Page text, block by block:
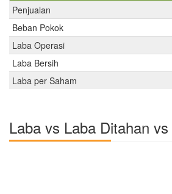
Penjualan
Beban Pokok
Laba Operasi
Laba Bersih
Laba per Saham
Laba vs Laba Ditahan